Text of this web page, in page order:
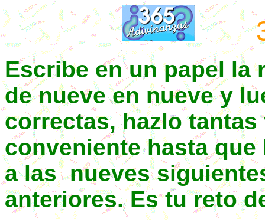
Escribe en un papel la
de nueve en nueve y
correctas, hazlo
conveniente hasta
a las nueves
anteriores. Es tu reto